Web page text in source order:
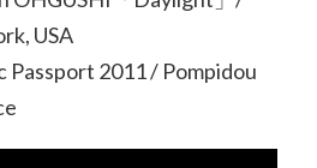
USA
Passport 2011 / Pompidou